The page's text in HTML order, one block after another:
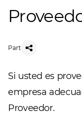
Part
Si usted es
empresa
Proveedor.